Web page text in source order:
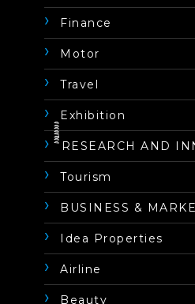
Finance
Motor
Travel
Exhibition
RESEARCH AND
Tourism
BUSINESS &
Idea Properties
Airline
Beauty